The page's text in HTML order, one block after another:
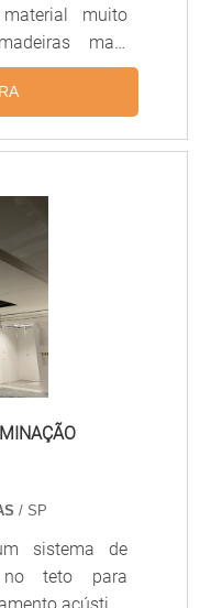
muito
mais
de telhados é
ótima
Se a
o ideal é
prancha
em
a largura varia
que as mais
25cm e.
/ SP
sistema de
no teto para